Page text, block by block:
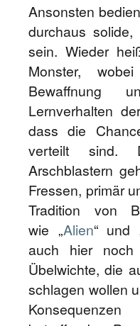
Ansonsten
durchaus
sein. Wieder
Monster,
Bewaffnung
Lernverhalten
dass die
verteilt sind.
Arschblastern
Fressen, primär
Tradition von
wie „Alien“ und
auch hier noch
Übelwichte, die
schlagen wollen